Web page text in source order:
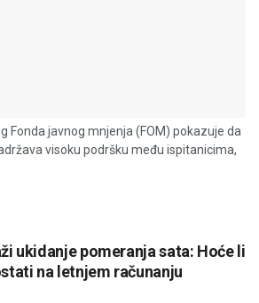
Fonda javnog mnjenja (FOM) pokazuje da
visoku podršku među ispitanicima,
ukidanje pomeranja sata: Hoće li
na letnjem računanju